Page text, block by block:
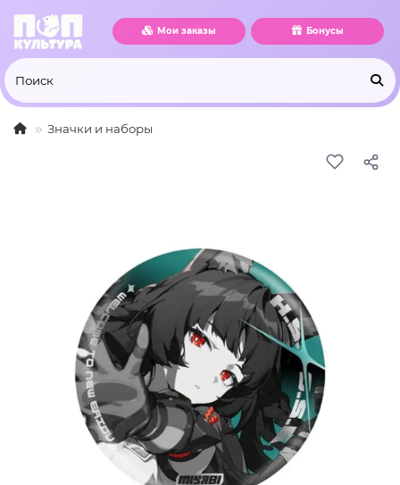
Мои заказы Бонусы
Значки и наборы